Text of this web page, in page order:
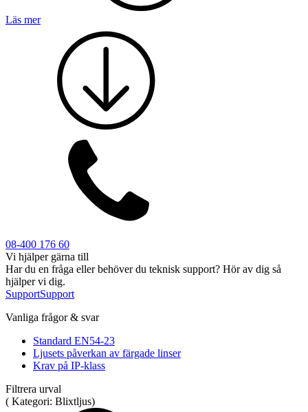
Kombinerade enheter Larmsystem
Blixtljus
SirenerKombinerade enheter
Ex-klassade
BlixtljusSirener
Kombinerade enheter
Detektorer
Tillbehör
Läs mer
08-400 176 60
Vi hjälper gärna till
Har du en fråga eller behöver du teknisk support? Hör av dig så
hjälper vi dig.
SupportSupport
Vanliga frågor & svar
Standard EN54-23
Ljusets påverkan av färgade linser
Krav på IP-klass
Filtrera urval
( Kategori: Blixtljus)